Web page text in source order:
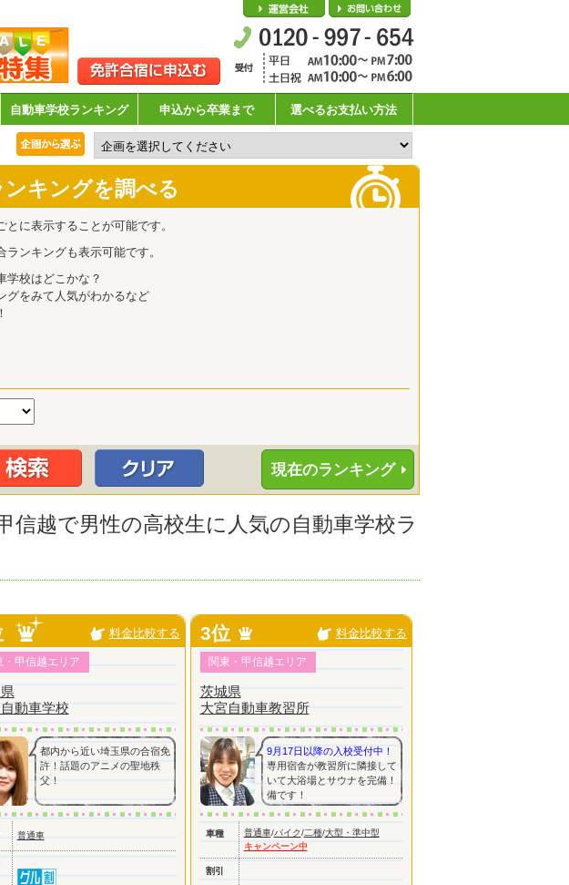
会社概要
自動車学校ランキング 申込から卒業まで 選べるお支払い方法
キングを調べる
に表示することが可能です。
ンキングも表示可能です。
学校はどこかな？
グをみて人気がわかるなど
現在のランキング
信越で男性の高校生に人気の自動車学校ラ
料金比較する
・甲信越エリア
動車学校
都内から近い埼玉県の合宿免
許！話題のアニメの聖地秩
父！
普通車
3位 料金比較する
関東・甲信越エリア
茨城県
大宮自動車教習所
9月17日以降の入校受付中！
専用宿舎が教習所に隣接して
いて大浴場とサウナを完備！
備です！
車種 普通車/バイク/二種/大型・準中型
キャンペーン中
割引